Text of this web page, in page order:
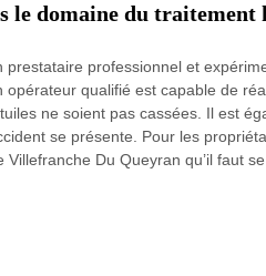
le domaine du traitement
professionnel et
qualifié est capable de
ne soient pas cassées. Il est
se présente. Pour les
Villefranche Du Queyran qu’il faut